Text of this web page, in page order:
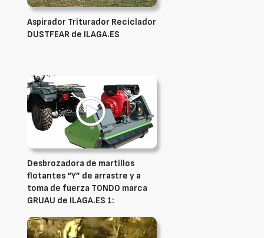
Aspirador Triturador Reciclador
DUSTFEAR de ILAGA.ES
Desbrozadora de martillos
flotantes “Y” de arrastre y a
toma de fuerza TONDO marca
GRUAU de ILAGA.ES 1: